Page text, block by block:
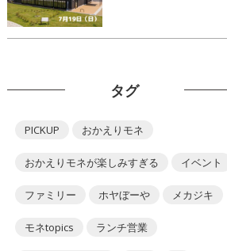
タグ
PICKUP おかえりモネ
おかえりモネが楽しみすぎる イベント
ファミリー ホヤぼーや メカジキ
モネtopics ランチ営業